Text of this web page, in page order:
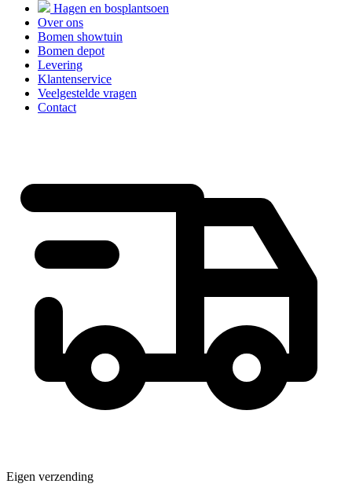
Hagen en bosplantsoen
Over ons
Bomen showtuin
Bomen depot
Levering
Klantenservice
Veelgestelde vragen
Contact
Eigen verzending